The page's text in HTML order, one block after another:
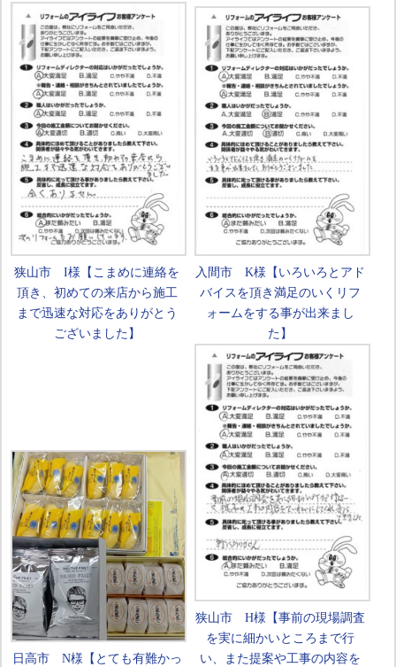
狭山市 I様【こまめに連絡を
頂き、初めての来店から施工
まで迅速な対応をありがとう
ございました】
入間市 K様【いろいろとアド
バイスを頂き満足のいくリフ
ォームをする事が出来まし
た】
日高市 N様【とても有難かっ
狭山市 H様【事前の現場調査
を実に細かいところまで行
い、また提案や工事の内容を